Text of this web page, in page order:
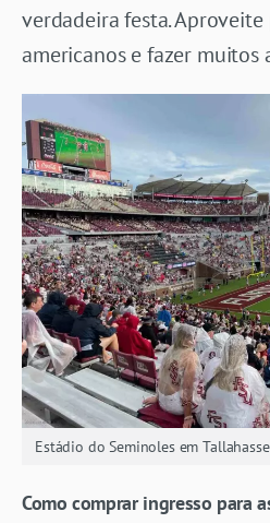
verdadeira festa.
americanos e fazer muitos
Estádio do Seminoles em
Como comprar ingresso para